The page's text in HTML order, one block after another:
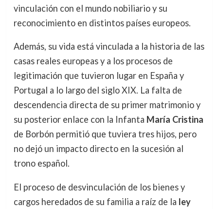
vinculación con el mundo nobiliario y su
reconocimiento en distintos países europeos.
Además, su vida está vinculada a la historia de las
casas reales europeas y a los procesos de
legitimación que tuvieron lugar en España y
Portugal a lo largo del siglo XIX. La falta de
descendencia directa de su primer matrimonio y
su posterior enlace con la Infanta María Cristina
de Borbón permitió que tuviera tres hijos, pero
no dejó un impacto directo en la sucesión al
trono español.
El proceso de desvinculación de los bienes y
cargos heredados de su familia a raíz de la ley